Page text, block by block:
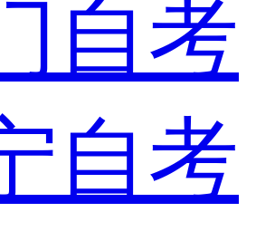
自考
自考